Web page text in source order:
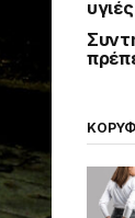
υγιές